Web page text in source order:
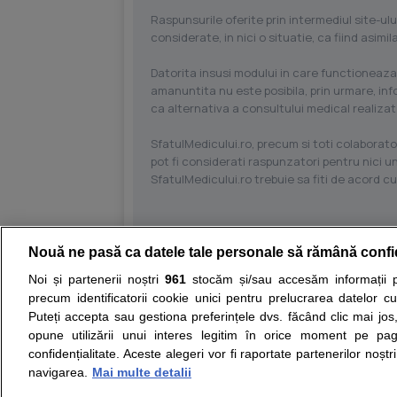
Raspunsurile oferite prin intermediul site-
considerate, in nici o situatie, ca fiind
Datorita insusi modului in care
amanuntita nu este posibila, prin urmare,
ca alternativa a consultului medical
SfatulMedicului.ro, precum si toti
pot fi considerati raspunzatori pentru nici
SfatulMedicului.ro trebuie sa fiti de acord cu
Resurse: Autoevaluare simptome
Opiniile avizate ale medicilor, sfaturile si orice
nici diagnosticul stabilit in urma investigatiilor si
ii punem la dispozitie pentru programare in
Nouă ne pasă ca datele tale personale să rămână
Noi și partenerii noștri 961stocăm și/sau accesăm informații
precum identificatorii cookie unici pentru prelucrarea datelor
Puteți accepta sau gestiona preferințele dvs. făcând clic mai
opune utilizării unui interes legitim în orice moment pe
confidențialitate. Aceste alegeri vor fi raportate partenerilor
navigarea.
Mai multe detalii